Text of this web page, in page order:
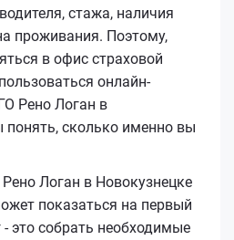
стажа, наличия
проживания. Поэтому,
в офис страховой
онлайн-
Рено Логан в
понять, сколько именно вы
Логан в Новокузнецке
показаться на первый
это собрать необходимые